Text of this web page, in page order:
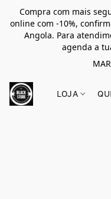
Compra com mais
online com -10%,
Angola. Para
agenda a
LOJA